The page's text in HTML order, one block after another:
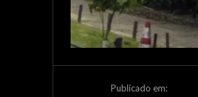
Publicado em: